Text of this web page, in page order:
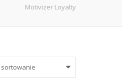
Motivizer Loyalty